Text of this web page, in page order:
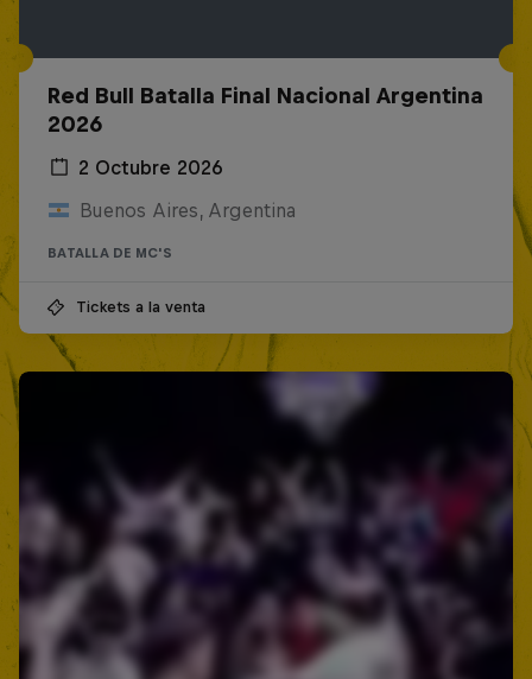
Red Bull Batalla Final Nacional Argentina
2026
2 Octubre 2026
Buenos Aires, Argentina
BATALLA DE MC'S
Tickets a la venta